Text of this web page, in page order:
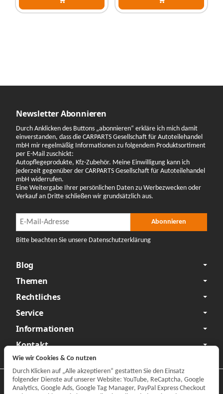
Newsletter Abonnieren
Durch Anklicken des Buttons „abonnieren“ erkläre ich mich damit
einverstanden, dass die CARPARTS Gesellschaft für Autoteilehandel
mbH mir regelmäßig Informationen zu folgendem Produktsortiment
per E-Mail zuschickt:
Autopflegeprodukte, Kfz-Zubehör. Meine Einwilligung kann ich
jederzeit gegenüber der CARPARTS Gesellschaft für Autoteilehandel
mbH widerrufen.
Eine Weitergabe Ihrer persönlichen Daten zu Werbezwecken oder
Verkauf an Dritte schließen wir grundsätzlich aus.
Newsletter Abonnieren Abonnieren
Bitte beachten Sie unsere Datenschutzerklärung
Blog
Themen
Rechtliches
Service
Informationen
Kontakt
Datenschutzerklärung •Impressum
Wie wir Cookies & Co nutzen
Durch Klicken auf „Alle akzeptieren“ gestatten Sie den Einsatz
folgender Dienste auf unserer Website: YouTube, ReCaptcha, Google
Analytics, Google Ads, Google Tag Manager, PayPal Express Checkout